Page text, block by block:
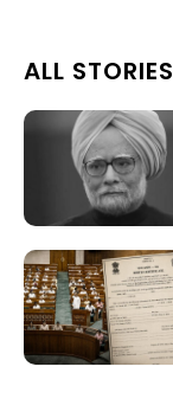
ALL STORIES